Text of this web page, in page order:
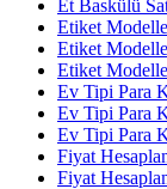
Et Baskülü
Etiket
Etiket
Etiket
Ev Tipi Para
Ev Tipi Para
Ev Tipi Para
Fiyat
Fiyat